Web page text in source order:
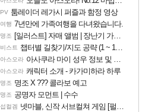
PV 툼레이더 레가시 퍼즐과 함정 영상
여행 7년만에 가족여행을 다녀왔습니다.
명조 [일러스트] 자매 앨범 | 장난기 가득한 오후의 공원 (리메이크판)
비스트 챕터별 길찾기/지도 공략 (1 ~ 12장)
아스오라 아사쿠라 마이 성우 정보 및 주요 필모
아스오라 캐릭터 소개 - 카가미하라 하루
명조 명조 X ??? 콜라보 예고
명조 공명자 모먼트 | 수수
섭컬겜 넷마블, 신작 서브컬쳐 게임 [펄 인 블루] 티저 사이트 오픈